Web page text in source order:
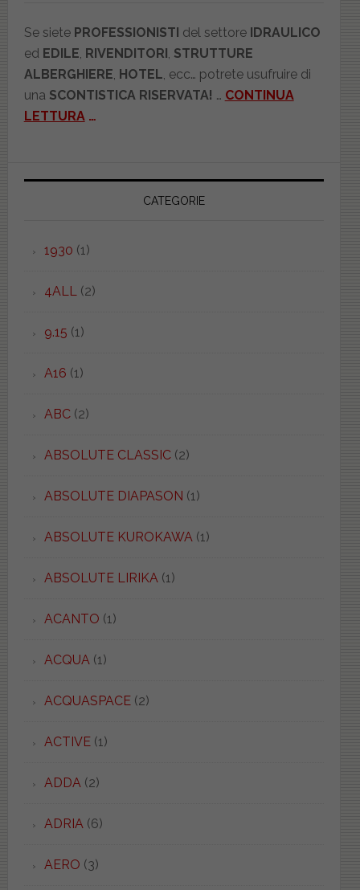
Se siete PROFESSIONISTI del settore IDRAULICO
ed EDILE, RIVENDITORI, STRUTTURE
ALBERGHIERE, HOTEL, ecc… potrete usufruire di
una SCONTISTICA RISERVATA! … CONTINUA
LETTURA…
CATEGORIE
1930 (1)
4ALL(2)
9.15 (1)
A16 (1)
ABC(2)
ABSOLUTE CLASSIC(2)
ABSOLUTE DIAPASON (1)
ABSOLUTE KUROKAWA(1)
ABSOLUTE LIRIKA(1)
ACANTO (1)
ACQUA(1)
ACQUASPACE(2)
ACTIVE(1)
ADDA(2)
ADRIA(6)
AERO (3)